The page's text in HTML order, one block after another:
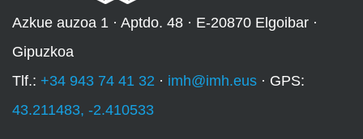
Azkue auzoa 1 · Aptdo. 48 · E-20870 Elgoibar ·
Gipuzkoa
Tlf.: +34 943 74 41 32 · imh@imh.eus · GPS:
43.211483, -2.410533